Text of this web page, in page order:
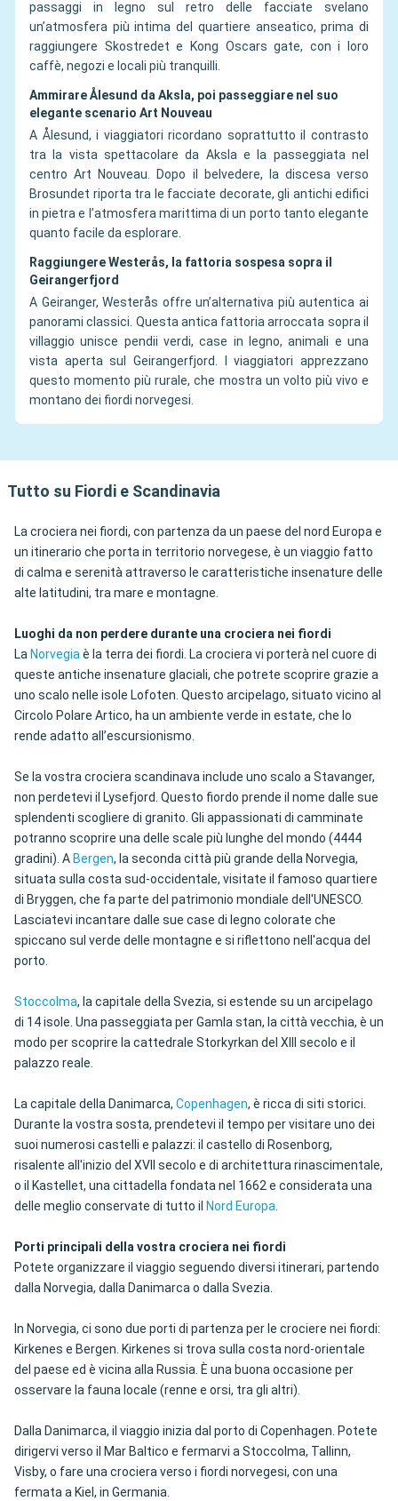
passaggi in legno sul retro delle facciate svelano
un’atmosfera più intima del quartiere anseatico, prima di
raggiungere Skostredet e Kong Oscars gate, con i loro
caffè, negozi e locali più tranquilli.
Ammirare Ålesund da Aksla, poi passeggiare nel suo
elegante scenario Art Nouveau
A Ålesund, i viaggiatori ricordano soprattutto il contrasto
tra la vista spettacolare da Aksla e la passeggiata nel
centro Art Nouveau. Dopo il belvedere, la discesa verso
Brosundet riporta tra le facciate decorate, gli antichi edifici
in pietra e l’atmosfera marittima di un porto tanto elegante
quanto facile da esplorare.
Raggiungere Westerås, la fattoria sospesa sopra il
Geirangerfjord
A Geiranger, Westerås offre un’alternativa più autentica ai
panorami classici. Questa antica fattoria arroccata sopra il
villaggio unisce pendii verdi, case in legno, animali e una
vista aperta sul Geirangerfjord. I viaggiatori apprezzano
questo momento più rurale, che mostra un volto più vivo e
montano dei fiordi norvegesi.
Tutto su Fiordi e Scandinavia
La crociera nei fiordi, con partenza da un paese del nord Europa e
un itinerario che porta in territorio norvegese, è un viaggio fatto
di calma e serenità attraverso le caratteristiche insenature delle
alte latitudini, tra mare e montagne.
Luoghi da non perdere durante una crociera nei fiordi
La Norvegiaè la terra dei fiordi. La crociera vi porterà nel cuore di
queste antiche insenature glaciali, che potrete scoprire grazie a
uno scalo nelle isole Lofoten. Questo arcipelago, situato vicino al
Circolo Polare Artico, ha un ambiente verde in estate, che lo
rende adatto all’escursionismo.
Se la vostra crociera scandinava include uno scalo a Stavanger,
non perdetevi il Lysefjord. Questo fiordo prende il nome dalle sue
splendenti scogliere di granito. Gli appassionati di camminate
potranno scoprire una delle scale più lunghe del mondo (4444
gradini). A Bergen, la seconda città più grande della Norvegia,
situata sulla costa sud-occidentale, visitate il famoso quartiere
di Bryggen, che fa parte del patrimonio mondiale dell'UNESCO.
Lasciatevi incantare dalle sue case di legno colorate che
spiccano sul verde delle montagne e si riflettono nell'acqua del
porto.
Stoccolma, la capitale della Svezia, si estende su un arcipelago
di 14 isole. Una passeggiata per Gamla stan, la città vecchia, è un
modo per scoprire la cattedrale Storkyrkan del XIII secolo e il
palazzo reale.
La capitale della Danimarca, Copenhagen, è ricca di siti storici.
Durante la vostra sosta, prendetevi il tempo per visitare uno dei
suoi numerosi castelli e palazzi: il castello di Rosenborg,
risalente all'inizio del XVII secolo e di architettura rinascimentale,
o il Kastellet, una cittadella fondata nel 1662 e considerata una
delle meglio conservate di tutto il Nord Europa.
Porti principali della vostra crociera nei fiordi
Potete organizzare il viaggio seguendo diversi itinerari, partendo
dalla Norvegia, dalla Danimarca o dalla Svezia.
In Norvegia, ci sono due porti di partenza per le crociere nei fiordi:
Kirkenes e Bergen. Kirkenes si trova sulla costa nord-orientale
del paese ed è vicina alla Russia. È una buona occasione per
osservare la fauna locale (renne e orsi, tra gli altri).
Dalla Danimarca, il viaggio inizia dal porto di Copenhagen. Potete
dirigervi verso il Mar Baltico e fermarvi a Stoccolma, Tallinn,
Visby, o fare una crociera verso i fiordi norvegesi, con una
fermata a Kiel, in Germania.